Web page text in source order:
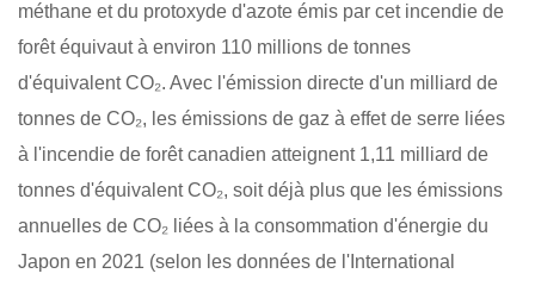
méthane et du protoxyde d'azote émis par cet incendie de
forêt équivaut à environ 110 millions de tonnes
d'équivalent CO₂. Avec l'émission directe d'un milliard de
tonnes de CO₂, les émissions de gaz à effet de serre liées
à l'incendie de forêt canadien atteignent 1,11 milliard de
tonnes d'équivalent CO₂, soit déjà plus que les émissions
annuelles de CO₂ liées à la consommation d'énergie du
Japon en 2021 (selon les données de l'International